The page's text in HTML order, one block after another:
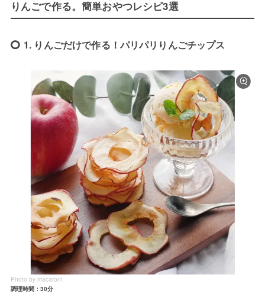
りんごで作る。簡単おやつレシピ3選
1. りんごだけで作る！パリパリりんごチップス
Photo by macaroni
調理時間：30分